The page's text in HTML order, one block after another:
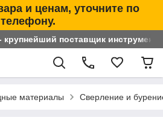
и ценам, уточните по
телефону.
крупнейший поставщик
материалы Сверление и